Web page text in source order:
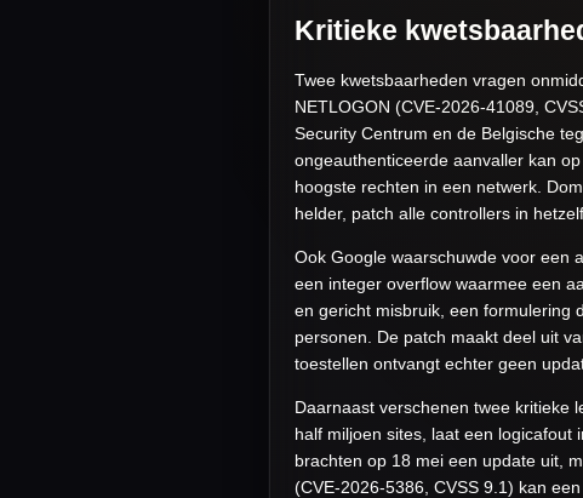
Kritieke
Twee kwetsbaarheden vragen
NETLOGON (CVE-2026-41089,
Security Centrum en de Belgische
ongeauthenticeerde aanvaller kan
hoogste rechten in een netwerk.
helder, patch alle controllers in
Ook Google waarschuwde voor een
een integer overflow waarmee een
en gericht misbruik, een formulering
personen. De patch maakt deel uit
toestellen ontvangt echter geen
Daarnaast verschenen twee kritieke
half miljoen sites, laat een
brachten op 18 mei een update uit,
(CVE-2026-5386, CVSS 9.1) kan